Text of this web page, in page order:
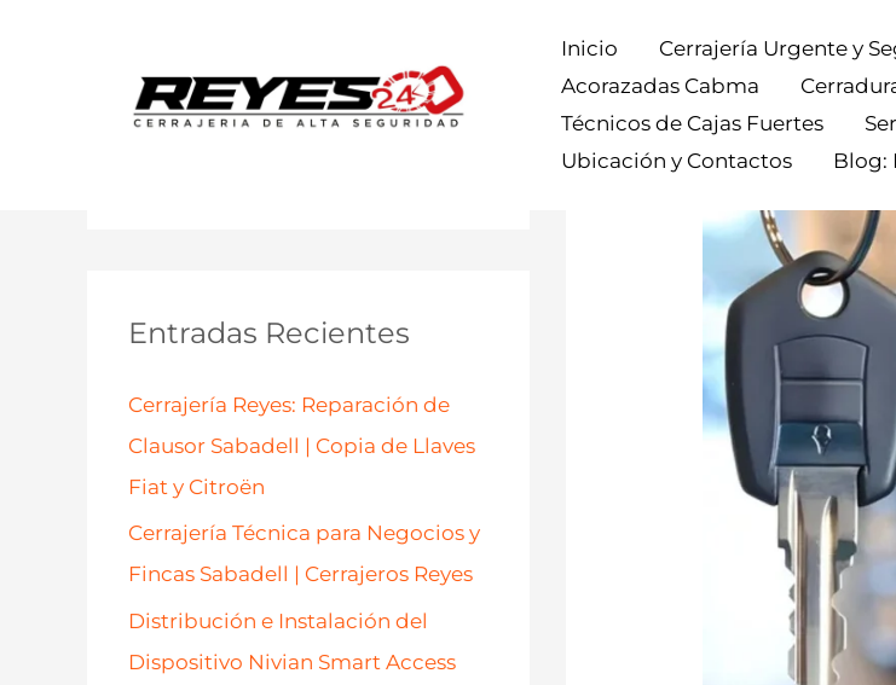
Inicio Cerrajería Urgente y
Acorazadas Cabma
Técnicos de Cajas Fuertes
Ubicación y Contactos
Blog:
rEntradas Recientes
Cerrajería Reyes: Reparación de
Clausor Sabadell | Copia de Llaves
Fiat y Citroën
Cerrajería Técnica para Negocios y
Fincas Sabadell | Cerrajeros Reyes
Distribución e Instalación del
Dispositivo Nivian Smart Access